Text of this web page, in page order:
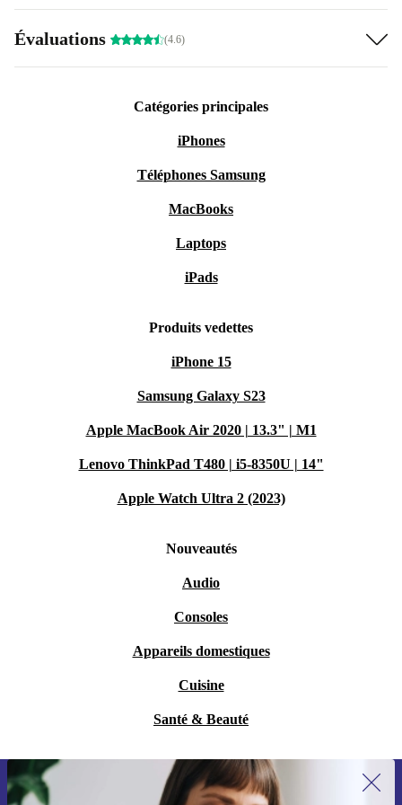
Évaluations (4.6)
Catégories principales
iPhones
Téléphones Samsung
MacBooks
Laptops
iPads
Produits vedettes
iPhone 15
Samsung Galaxy S23
Apple MacBook Air 2020 | 13.3" | M1
Lenovo ThinkPad T480 | i5-8350U | 14"
Apple Watch Ultra 2 (2023)
Nouveautés
Audio
Consoles
Appareils domestiques
Cuisine
Santé & Beauté
Recevoir offres et infos de refurbed